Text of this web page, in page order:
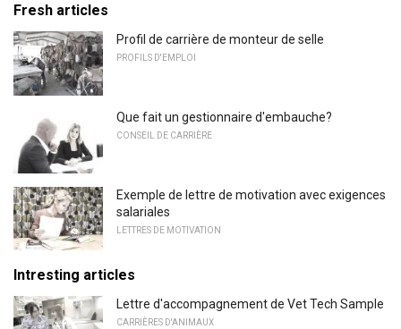
Fresh articles
Profil de carrière de monteur de selle
PROFILS D'EMPLOI
Que fait un gestionnaire d'embauche?
CONSEIL DE CARRIÈRE
Exemple de lettre de motivation avec exigences
salariales
LETTRES DE MOTIVATION
Intresting articles
Lettre d'accompagnement de Vet Tech Sample
CARRIÈRES D'ANIMAUX